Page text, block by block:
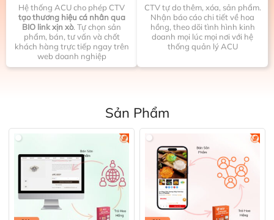
Hệ thống ACU cho phép CTV
tạo thương hiệu cá nhân qua
BIO link xịn xò. Tự chọn sản
phẩm, bán, tư vấn và chốt
khách hàng trực tiếp ngay trên
web doanh nghiệp
CTV tự do thêm, xóa, sản phẩm.
Nhận báo cáo chi tiết về hoa
hồng, theo dõi tình hình kinh
doanh mọi lúc mọi nơi với hệ
thống quản lý ACU
Sản Phẩm